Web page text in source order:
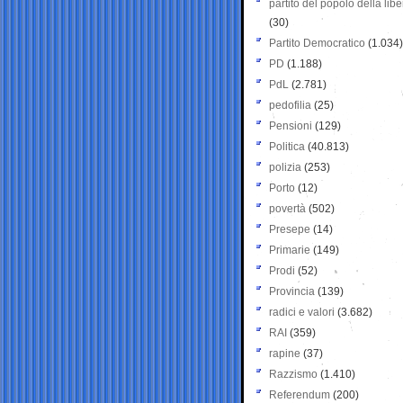
partito del popolo della
(30)
Partito Democratico (1.034)
PD (1.188)
PdL (2.781)
pedofilia (25)
Pensioni (129)
Politica (40.813)
polizia (253)
Porto (12)
povertà (502)
Presepe (14)
Primarie (149)
Prodi (52)
Provincia (139)
radici e valori (3.682)
RAI (359)
rapine (37)
Razzismo (1.410)
Referendum (200)